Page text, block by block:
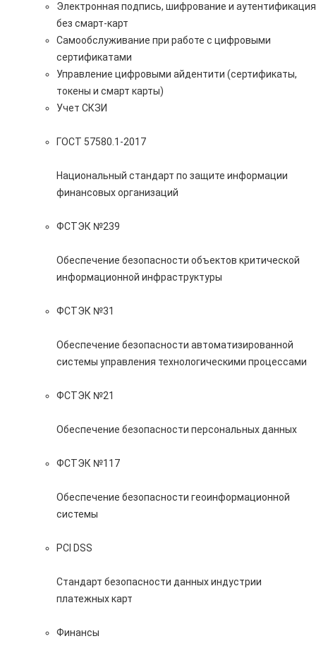
Электронная подпись, шифрование и аутентификация
без смарт-карт
Самообслуживание при работе с цифровыми
сертификатами
Управление цифровыми айдентити (сертификаты,
токены и смарт карты)
Учет СКЗИ
ГОСТ 57580.1-2017
Национальный стандарт по защите информации
финансовых организаций
ФСТЭК №239
Обеспечение безопасности объектов критической
информационной инфраструктуры
ФСТЭК №31
Обеспечение безопасности автоматизированной
системы управления технологическими процессами
ФСТЭК №21
Обеспечение безопасности персональных данных
ФСТЭК №117
Обеспечение безопасности геоинформационной
системы
PCI DSS
Стандарт безопасности данных индустрии
платежных карт
Финансы